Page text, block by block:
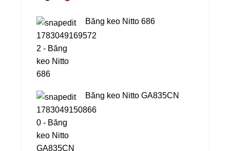
Băng keo Nitto 686
Băng keo Nitto GA835CN